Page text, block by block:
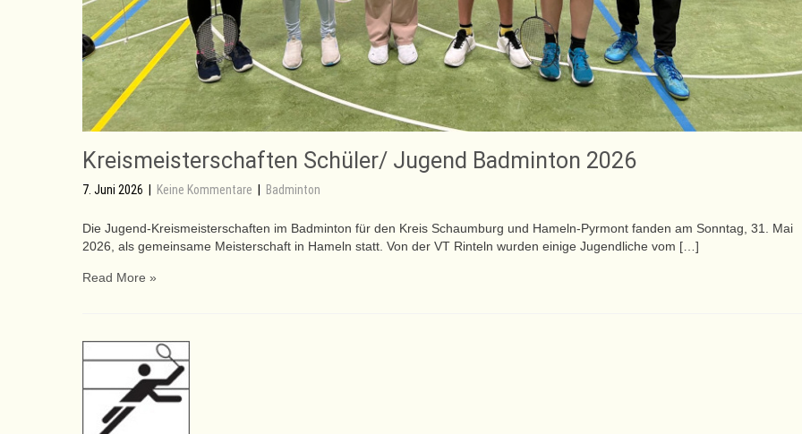
Kreismeisterschaften Schüler/ Jugend Badminton 2026
7. Juni 2026 Keine Kommentare Badminton
Die Jugend-Kreismeisterschaften im Badminton für den Kreis Schaumburg und Hameln-Pyrmont fanden am Sonntag, 31. Mai
2026, als gemeinsame Meisterschaft in Hameln statt. Von der VT Rinteln wurden einige Jugendliche vom […]
Read More »